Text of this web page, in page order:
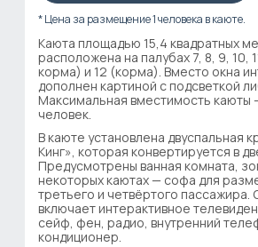
* Цена за размещение 1 человека в каюте.
Каюта площадью 15,4 квадратных
расположена на палубах 7, 8, 9, 10,
корма) и 12 (корма). Вместо окна
дополнен картиной с подсветкой
Максимальная вместимость каюты
человек.
В каюте установлена двуспальная
Кинг», которая конвертируется в
Предусмотрены ванная комната,
некоторых каютах — софа для
третьего и четвёртого пассажира.
включает интерактивное
сейф, фен, радио, внутренний
кондиционер.